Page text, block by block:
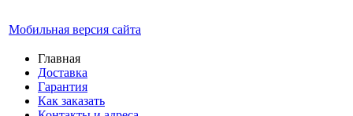
Мобильная версия сайта
Главная
Доставка
Гарантия
Как заказать